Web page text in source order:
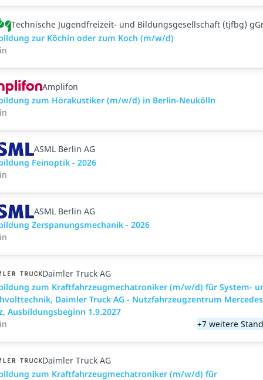
Technische Jugendfreizeit- und Bildungsgesellschaft (tjfbg)
zur Köchin oder zum Koch (m/w/d)
Amplifon
zum Hörakustiker (m/w/d) in Berlin-Neukölln
ASML Berlin AG
Feinoptik - 2026
ASML Berlin AG
Zerspanungsmechanik - 2026
Daimler Truck AG
zum Kraftfahrzeugmechatroniker (m/w/d) für System-
Daimler Truck AG - Nutzfahrzeugzentrum
Ausbildungsbeginn 1.9.2027
+7 weitere
Daimler Truck AG
zum Kraftfahrzeugmechatroniker (m/w/d) für